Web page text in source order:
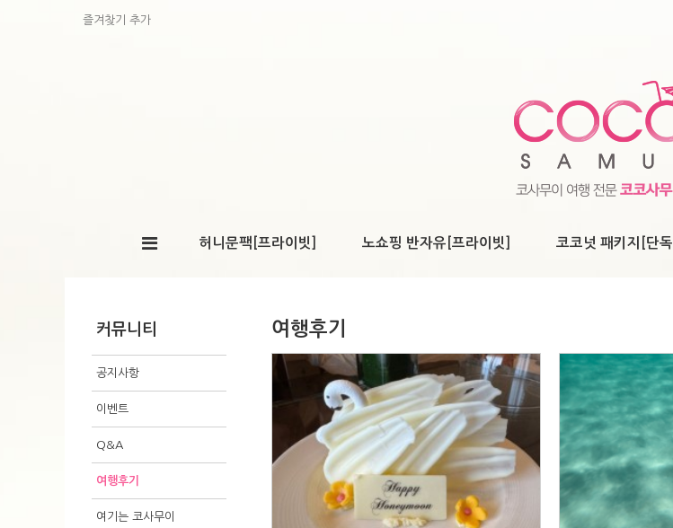
즐겨찾기 추가
허니문팩[프라이빗] 노쇼핑 반자유[프라이빗] 코코넛 패키지[단독]
커뮤니티
공지사항
이벤트
Q&A
여행후기
여기는 코사무이
여행후기